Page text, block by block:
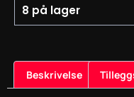
8 på lager
Beskrivelse